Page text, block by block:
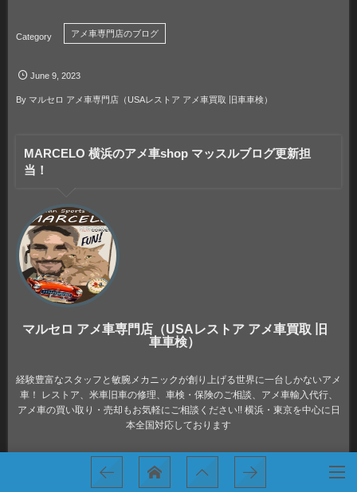
アメ車専門店のブログ
June 9,2023
By マルセロ アメ車専門店（USAレストア アメ車買取 旧車車検）
MARCELO 横浜のアメ車shop マッスルブログ更新担
当！
マルセロ アメ車専門店（USAレストア アメ車買取 旧
車車検）
経験豊富なスタッフと敏腕メカニックが創り上げる世界に一台しかないアメ
車！ レストア、米車旧車の修理、車検・保険のご相談、アメ車輸入代行、
アメ車の買い取り・売却もお気軽にご相談ください!! 横浜・東京を中心に日
本全国対応しております
最近のblog（アメ車専門店レストア買取日記）